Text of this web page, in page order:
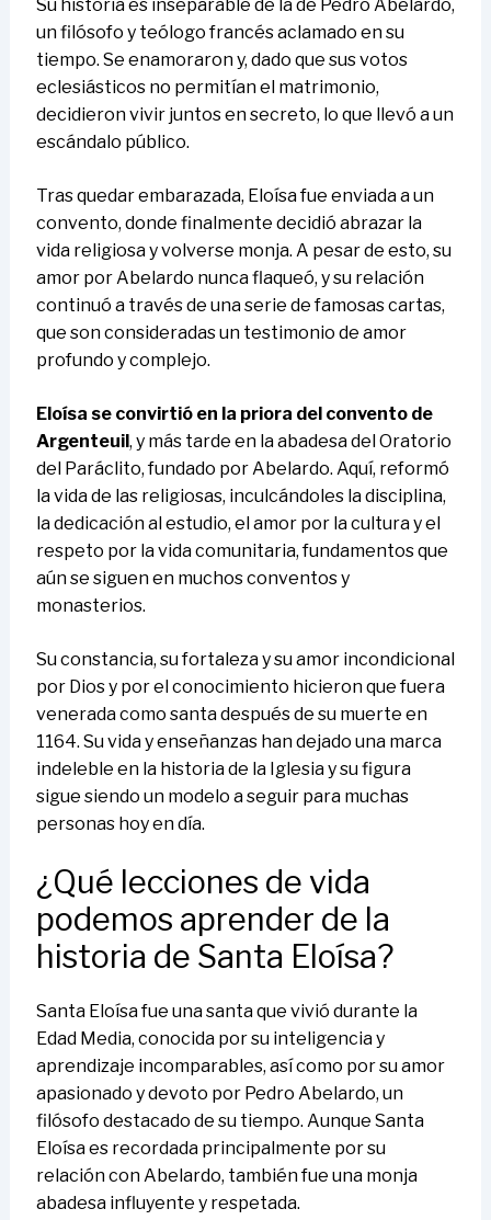
Su historia es inseparable de la de Pedro Abelardo,
un filósofo y teólogo francés aclamado en su
tiempo. Se enamoraron y, dado que sus votos
eclesiásticos no permitían el matrimonio,
decidieron vivir juntos en secreto, lo que llevó a un
escándalo público.
Tras quedar embarazada, Eloísa fue enviada a un
convento, donde finalmente decidió abrazar la
vida religiosa y volverse monja. A pesar de esto, su
amor por Abelardo nunca flaqueó, y su relación
continuó a través de una serie de famosas cartas,
que son consideradas un testimonio de amor
profundo y complejo.
Eloísa se convirtió en la priora del convento de
Argenteuil , y más tarde en la abadesa del Oratorio
del Paráclito, fundado por Abelardo. Aquí, reformó
la vida de las religiosas, inculcándoles la disciplina,
la dedicación al estudio, el amor por la cultura y el
respeto por la vida comunitaria, fundamentos que
aún se siguen en muchos conventos y
monasterios.
Su constancia, su fortaleza y su amor incondicional
por Dios y por el conocimiento hicieron que fuera
venerada como santa después de su muerte en
1164. Su vida y enseñanzas han dejado una marca
indeleble en la historia de la Iglesia y su figura
sigue siendo un modelo a seguir para muchas
personas hoy en día.
¿Qué lecciones de vida
podemos aprender de la
historia de Santa Eloísa?
Santa Eloísa fue una santa que vivió durante la
Edad Media, conocida por su inteligencia y
aprendizaje incomparables, así como por su amor
apasionado y devoto por Pedro Abelardo, un
filósofo destacado de su tiempo. Aunque Santa
Eloísa es recordada principalmente por su
relación con Abelardo, también fue una monja
abadesa influyente y respetada.